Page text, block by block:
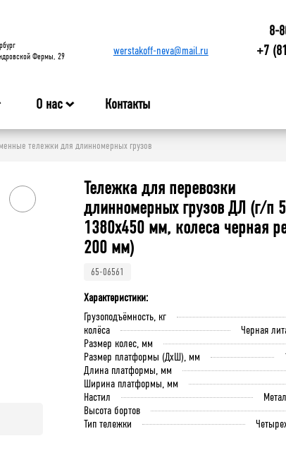
Фермы, 29
werstakoff-neva@mail.ru
8-
+7
О нас Контакты
тележки для длинномерных грузов
Тележка для перевозки
длинномерных грузов ДЛ (г/п
1380x450 мм, колеса черная
200 мм)
65-06561
Характеристики:
Грузоподъёмность, кг
колёса
Черная
Размер колес, мм
Размер платформы (ДхШ), мм
Длина платформы, мм
Ширина платформы, мм
Настил
Высота бортов
Тип тележки